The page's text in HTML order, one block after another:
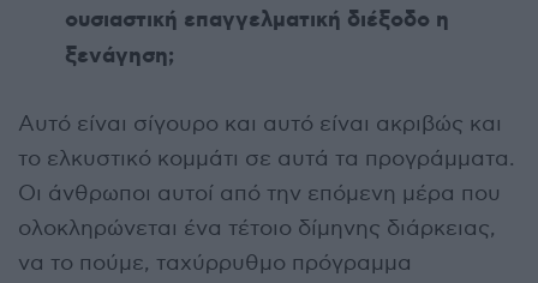
ουσιαστική επαγγελματική διέξοδο η
ξενάγηση;
Αυτό είναι σίγουρο και αυτό είναι ακριβώς και
το ελκυστικό κομμάτι σε αυτά τα προγράμματα.
Οι άνθρωποι αυτοί από την επόμενη μέρα που
ολοκληρώνεται ένα τέτοιο δίμηνης διάρκειας,
να το πούμε, ταχύρρυθμο πρόγραμμα